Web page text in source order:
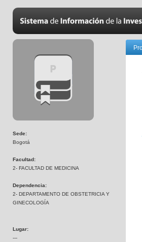
Sede:
Bogotá
Facultad:
2- FACULTAD DE MEDICINA
Dependencia:
2- DEPARTAMENTO DE OBSTETRICIA Y
GINECOLOGÍA
Lugar:
---